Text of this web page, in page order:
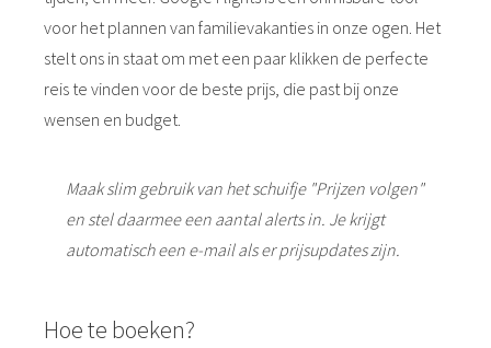
voor het plannen van familievakanties in onze ogen. Het
stelt ons in staat om met een paar klikken de perfecte
reis te vinden voor de beste prijs, die past bij onze
wensen en budget.
Maak slim gebruik van het schuifje "Prijzen volgen"
en stel daarmee een aantal alerts in. Je krijgt
automatisch een e-mail als er prijsupdates zijn.
Hoe te boeken?